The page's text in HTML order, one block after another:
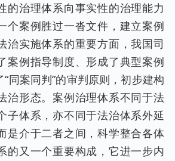
的治理体系向事实性的治理能力
个案例胜过一沓文件，建立案例
治实施体系的重要方面，我国司
案例指导制度、形成了典型案例
同案同判”的审判原则，初步建构
治形态。案例治理体系不同于法
子体系，亦不同于法治体系外延
是介于二者之间，科学整合各体
的又一个重要构成，它进一步内